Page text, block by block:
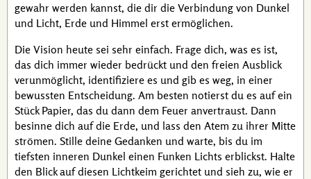
gewahr werden kannst, die dir die Verbindung von Dunkel
und Licht, Erde und Himmel erst ermöglichen.
Die Vision heute sei sehr einfach. Frage dich, was es ist,
das dich immer wieder bedrückt und den freien Ausblick
verunmöglicht, identifiziere es und gib es weg, in einer
bewussten Entscheidung. Am besten notierst du es auf ein
Stück Papier, das du dann dem Feuer anvertraust. Dann
besinne dich auf die Erde, und lass den Atem zu ihrer Mitte
strömen. Stille deine Gedanken und warte, bis du im
tiefsten inneren Dunkel einen Funken Lichts erblickst. Halte
den Blick auf diesen Lichtkeim gerichtet und sieh zu, wie er